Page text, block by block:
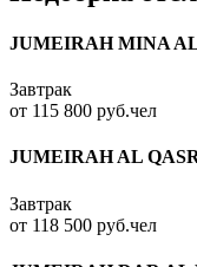
JUMEIRAH MINA
Завтрак
от 115 800 руб.чел
JUMEIRAH AL
Завтрак
от 118 500 руб.чел